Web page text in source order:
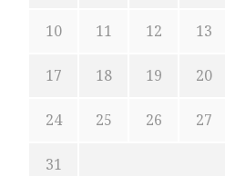
10 11 12 13
17 18 19 20
24 25 26 27
31